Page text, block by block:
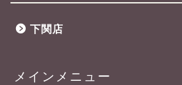
下関店
メインメニュー